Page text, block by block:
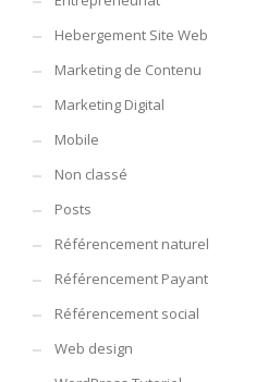
Hebergement Site Web
Marketing de Contenu
Marketing Digital
Mobile
Non classé
Posts
Référencement naturel
Référencement Payant
Référencement social
Web design